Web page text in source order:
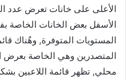
الأعلى على خانات تعرض عدد
الأسفل بعض الخانات الخاصة
المستويات المتوفرة, وهٌناك
المتصدرين وهي الخاصة بعرض
محلي, تظهر قائمة اللاعبين